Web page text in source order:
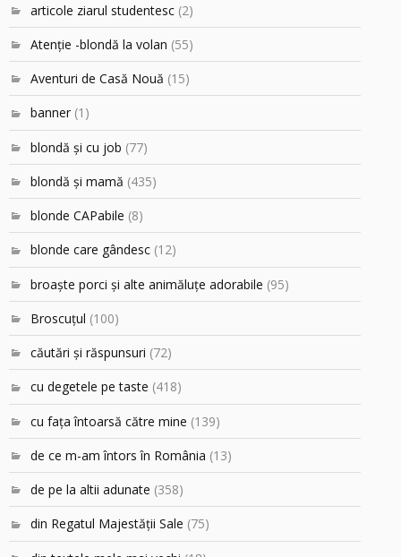
articole ziarul studentesc (2)
Atenţie -blondă la volan (55)
Aventuri de Casă Nouă (15)
banner (1)
blondă şi cu job (77)
blondă şi mamă (435)
blonde CAPabile (8)
blonde care gândesc (12)
broaşte porci şi alte animăluţe adorabile (95)
Broscuțul (100)
căutări şi răspunsuri (72)
cu degetele pe taste (418)
cu faţa întoarsă către mine (139)
de ce m-am întors în România (13)
de pe la altii adunate (358)
din Regatul Majestăţii Sale (75)